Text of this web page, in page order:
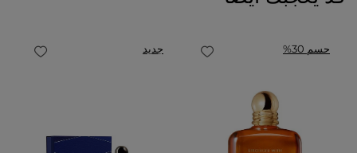
حسم 30% جديد